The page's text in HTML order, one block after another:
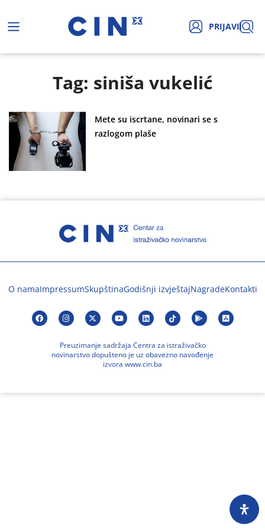
PRIJAVI
Tag: siniša vukelić
Mete su iscrtane, novinari se s
razlogom plaše
O namaImpressumSkupštinaGodišnji izvještajNagradeKontakti
Preuzimanje sadržaja Centra za istraživačko
novinarstvo dopušteno je uz obavezno navođenje
izvora www.cin.ba